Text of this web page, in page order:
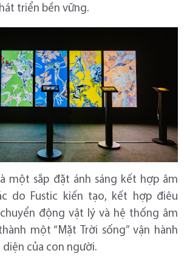
triển bền vững.
một sắp đặt ánh sáng kết hợp âm
do Fustic kiến tạo, kết hợp điêu
chuyển động vật lý và hệ thống âm
một “Mặt Trời sống” vận hành
diện của con người.